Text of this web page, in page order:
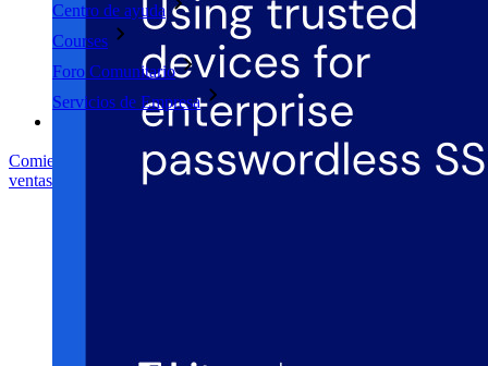
Centro de ayuda
Courses
Foro Comunitario
Servicios de Empresa
Comienza gratis Comienza gratisHablar con ventasHablar con
ventas
Iniciar sesión